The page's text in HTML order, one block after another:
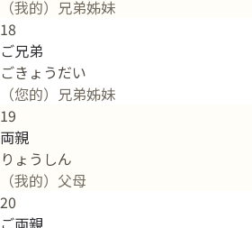
（我的）兄弟姊妹
18
ご兄弟
ごきょうだい
（您的）兄弟姊妹
19
両親
りょうしん
（我的）父母
20
ご両親